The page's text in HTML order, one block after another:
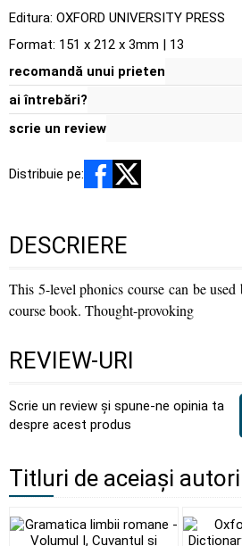
Editura: OXFORD UNIVERSITY PRESS
Format: 151 x 212 x 3mm | 13
recomandă unui prieten
ai întrebări?
scrie un review
Distribuie pe:
DESCRIERE
This 5-level phonics course can be
course book. Thought-provoking
REVIEW-URI
Scrie un review și spune-ne opinia ta
despre acest produs
Titluri de aceiași autori